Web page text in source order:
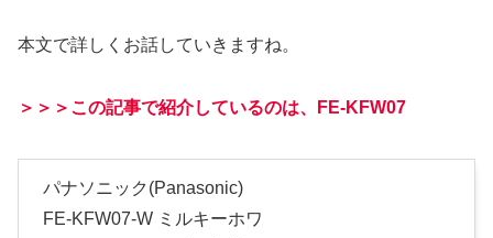
本文で詳しくお話していきますね。
＞＞＞この記事で紹介しているのは、FE-KFW07
パナソニック(Panasonic)
FE-KFW07-W ミルキーホワ